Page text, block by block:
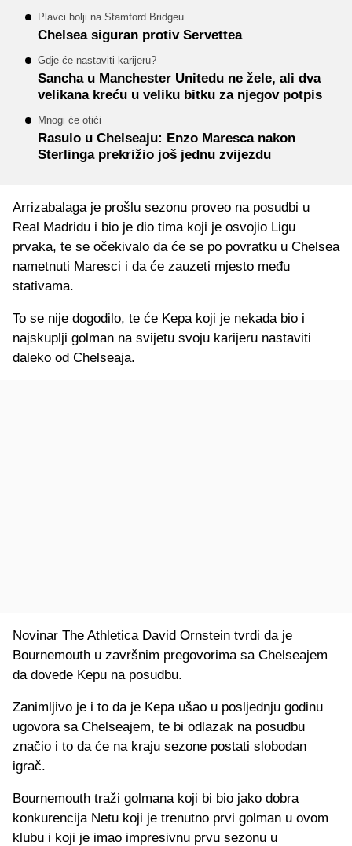
Plavci bolji na Stamford Bridgeu
Chelsea siguran protiv Servettea
Gdje će nastaviti karijeru?
Sancha u Manchester Unitedu ne žele, ali dva
velikana kreću u veliku bitku za njegov potpis
Mnogi će otići
Rasulo u Chelseaju: Enzo Maresca nakon
Sterlinga prekrižio još jednu zvijezdu
Arrizabalaga je prošlu sezonu proveo na posudbi u
Real Madridu i bio je dio tima koji je osvojio Ligu
prvaka, te se očekivalo da će se po povratku u Chelsea
nametnuti Maresci i da će zauzeti mjesto među
stativama.
To se nije dogodilo, te će Kepa koji je nekada bio i
najskuplji golman na svijetu svoju karijeru nastaviti
daleko od Chelseaja.
Novinar The Athletica David Ornstein tvrdi da je
Bournemouth u završnim pregovorima sa Chelseajem
da dovede Kepu na posudbu.
Zanimljivo je i to da je Kepa ušao u posljednju godinu
ugovora sa Chelseajem, te bi odlazak na posudbu
značio i to da će na kraju sezone postati slobodan
igrač.
Bournemouth traži golmana koji bi bio jako dobra
konkurencija Netu koji je trenutno prvi golman u ovom
klubu i koji je imao impresivnu prvu sezonu u